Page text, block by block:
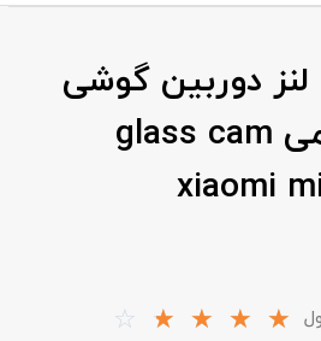
دوربین گوشی
شیائومی glass cam
xiaomi
☆
☆
☆
☆
☆